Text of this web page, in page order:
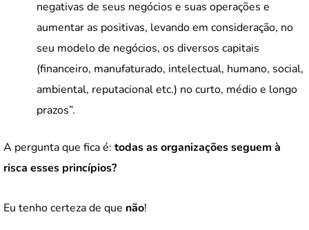
negativas de seus negócios e suas operações e
aumentar as positivas, levando em consideração, no
seu modelo de negócios, os diversos capitais
(financeiro, manufaturado, intelectual, humano, social,
ambiental, reputacional etc.) no curto, médio e longo
prazos”.
A pergunta que fica é: todas as organizações seguem à
risca esses princípios?
Eu tenho certeza de que não!